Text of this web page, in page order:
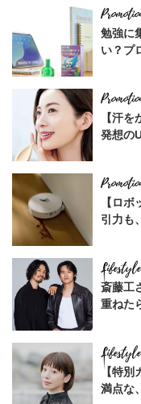
勉強に
い？プ
【汗
発想の
【ロ
引力も
Lifestyle
斎藤工
重ねた
Lifestyle
【特別
満点な